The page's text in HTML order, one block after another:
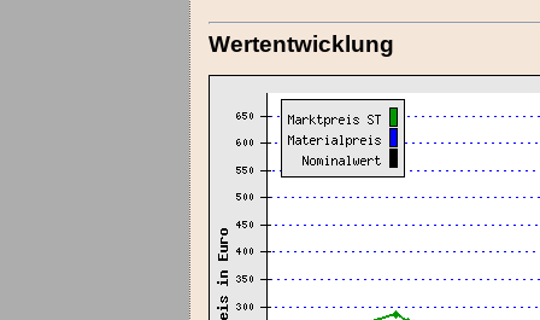
Wertentwicklung